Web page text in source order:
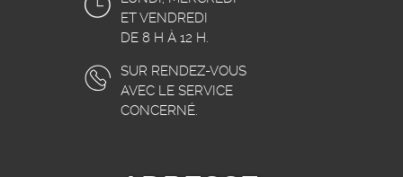
ET VENDREDI
DE 8 H À 12 H.
SUR RENDEZ-VOUS
AVEC LE SERVICE
CONCERNÉ.